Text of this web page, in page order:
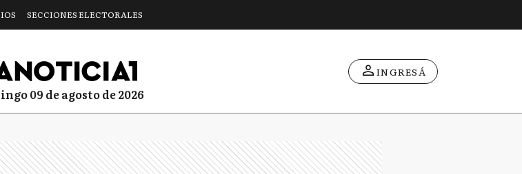
SECCIONES ELECTORALES
09 de agosto de 2026
INGRESÁ